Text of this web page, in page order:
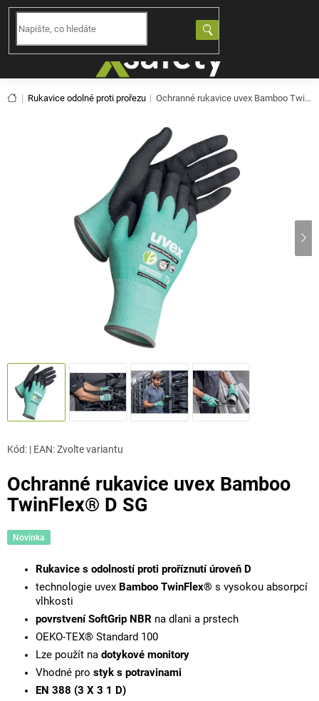
Přejít
obsah
Domů
Rukavice odolné proti prořezu Ochranné rukavice uvex Bamboo TwinFlex® D SG
Ochranné rukavice uvex Bamboo
TwinFlex® D SG
Kód: | EAN:Zvolte variantu
Novinka
Rukavice s odolností proti proříznutí úroveň D
technologie uvex Bamboo TwinFlex® s vysokou absorpcí
vlhkosti
povrstvení SoftGrip NBR na dlani a prstech
OEKO-TEX® Standard 100
Lze použít na dotykové monitory
Vhodné pro styk s potravinami
EN 388 (3 X 3 1 D)